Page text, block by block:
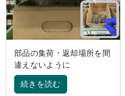
部品の集荷・返却場所を間
違えないように
続きを読む